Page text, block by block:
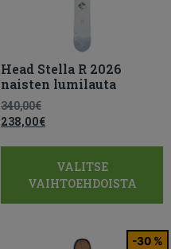
Head Stella R 2026
naisten lumilauta
340,00€
238,00€
VALITSE
VAIHTOEHDOISTA
-30 %